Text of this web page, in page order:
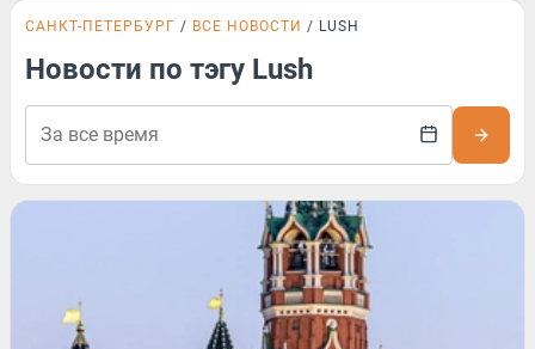
САНКТ-ПЕТЕРБУРГ ВСЕ НОВОСТИ LUSH
Новости по тэгу Lush